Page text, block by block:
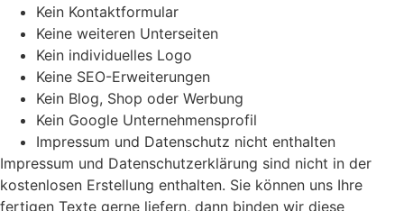
Kein Kontaktformular
Keine weiteren Unterseiten
Kein individuelles Logo
Keine SEO-Erweiterungen
Kein Blog, Shop oder Werbung
Kein Google Unternehmensprofil
Impressum und Datenschutz nicht enthalten
Impressum und Datenschutzerklärung sind nicht in der
kostenlosen Erstellung enthalten. Sie können uns Ihre
fertigen Texte gerne liefern, dann binden wir diese